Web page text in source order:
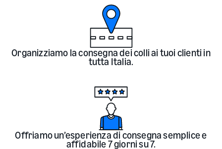
Organizziamo la consegna dei colli ai tuoi clienti in
tutta Italia.
Offriamo un’esperienza di consegna semplice e
affidabile 7 giorni su 7.